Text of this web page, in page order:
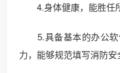
4.身体健康，能胜任所
5.具备基本的办公软
力，能够规范填写消防安